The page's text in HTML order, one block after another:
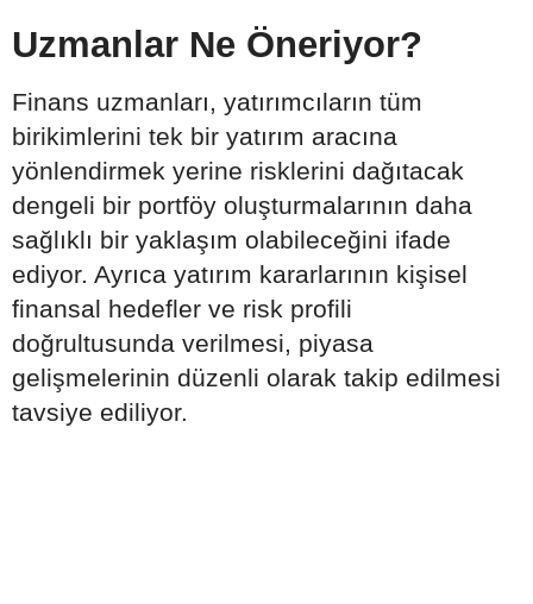
Uzmanlar Ne Öneriyor?
Finans uzmanları, yatırımcıların tüm
birikimlerini tek bir yatırım aracına
yönlendirmek yerine risklerini dağıtacak
dengeli bir portföy oluşturmalarının daha
sağlıklı bir yaklaşım olabileceğini ifade
ediyor. Ayrıca yatırım kararlarının kişisel
finansal hedefler ve risk profili
doğrultusunda verilmesi, piyasa
gelişmelerinin düzenli olarak takip edilmesi
tavsiye ediliyor.